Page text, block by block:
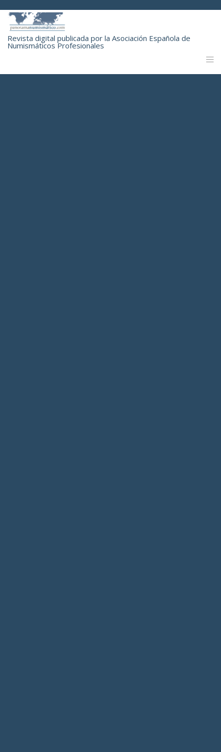
Revista digital publicada por la Asociación Española de
Numismáticos Profesionales